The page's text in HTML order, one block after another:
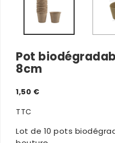
Pot
8cm
1,50 €
TTC
Lot de 10 pots